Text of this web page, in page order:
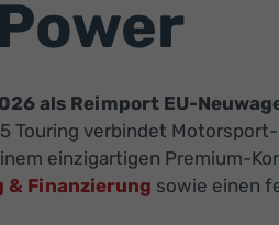
als Reimport EU-
Touring verbindet
einzigartigen Premium-
& Finanzierung sowie einen